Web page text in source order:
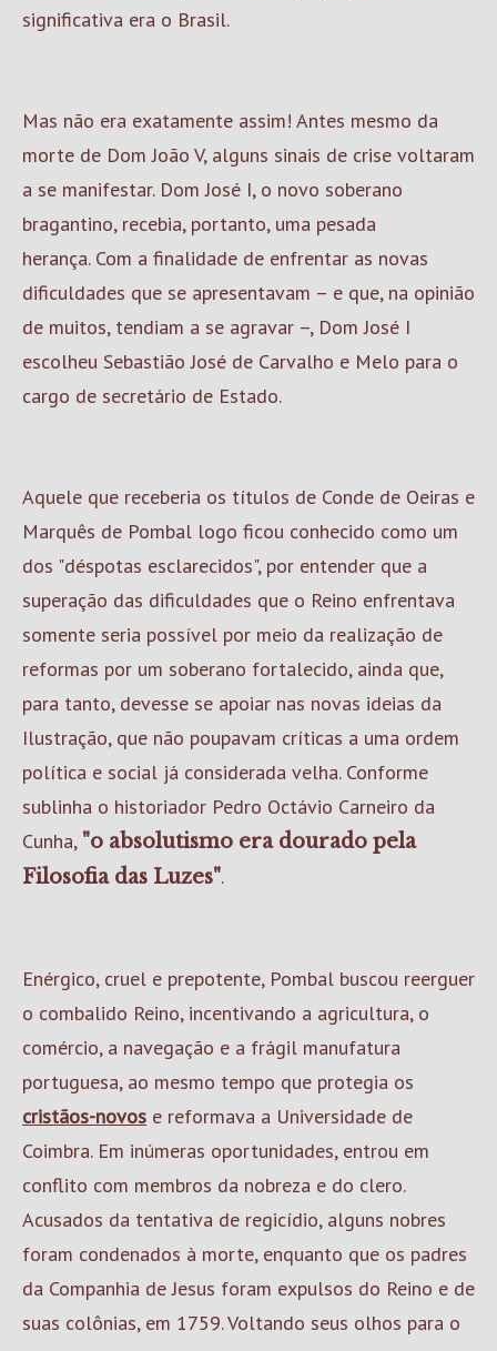
significativa era o Brasil.
Mas não era exatamente assim! Antes mesmo da
morte de Dom João V, alguns sinais de crise voltaram
a se manifestar. Dom José I, o novo soberano
bragantino, recebia, portanto, uma pesada
herança. Com a finalidade de enfrentar as novas
dificuldades que se apresentavam – e que, na opinião
de muitos, tendiam a se agravar –, Dom José I
escolheu Sebastião José de Carvalho e Melo para o
cargo de secretário de Estado.
Aquele que receberia os títulos de Conde de Oeiras e
Marquês de Pombal logo ficou conhecido como um
dos "déspotas esclarecidos", por entender que a
superação das dificuldades que o Reino enfrentava
somente seria possível por meio da realização de
reformas por um soberano fortalecido, ainda que,
para tanto, devesse se apoiar nas novas ideias da
Ilustração, que não poupavam críticas a uma ordem
política e social já considerada velha. Conforme
sublinha o historiador Pedro Octávio Carneiro da
Cunha, "o absolutismo era dourado pela
Filosofia das Luzes".
Enérgico, cruel e prepotente, Pombal buscou reerguer
o combalido Reino, incentivando a agricultura, o
comércio, a navegação e a frágil manufatura
portuguesa, ao mesmo tempo que protegia os
cristãos-novos e reformava a Universidade de
Coimbra. Em inúmeras oportunidades, entrou em
conflito com membros da nobreza e do clero.
Acusados da tentativa de regicídio, alguns nobres
foram condenados à morte, enquanto que os padres
da Companhia de Jesus foram expulsos do Reino e de
suas colônias, em 1759. Voltando seus olhos para o